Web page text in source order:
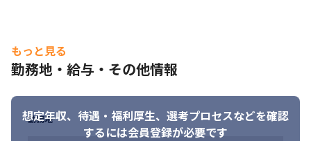
もっと見る
勤務地・給与・その他情報
想定年収、待遇・福利厚生、 選考プロセスなどを確認
するには会員登録が必要です
勤務地